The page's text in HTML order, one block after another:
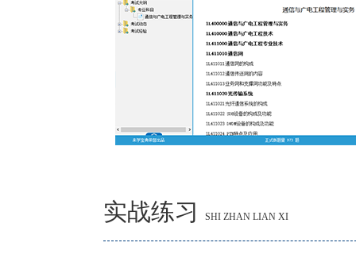
实战练习 SHI ZHAN LIAN XI